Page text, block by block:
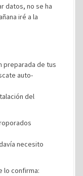
datos, no se ha
iré a la
preparada de tus
auto-
del
necesito
lo confirma: